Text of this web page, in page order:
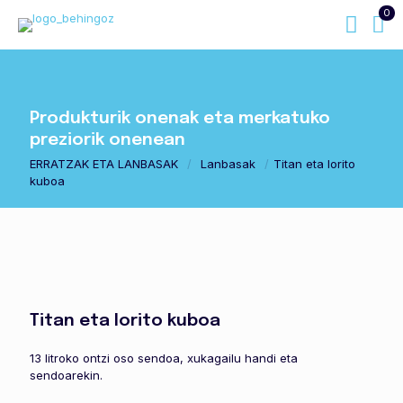
0
Produkturik onenak eta merkatuko
preziorik onenean
ERRATZAK ETA LANBASAK / Lanbasak / Titan eta lorito
kuboa
Titan eta lorito kuboa
13 litroko ontzi oso sendoa, xukagailu handi eta
sendoarekin.